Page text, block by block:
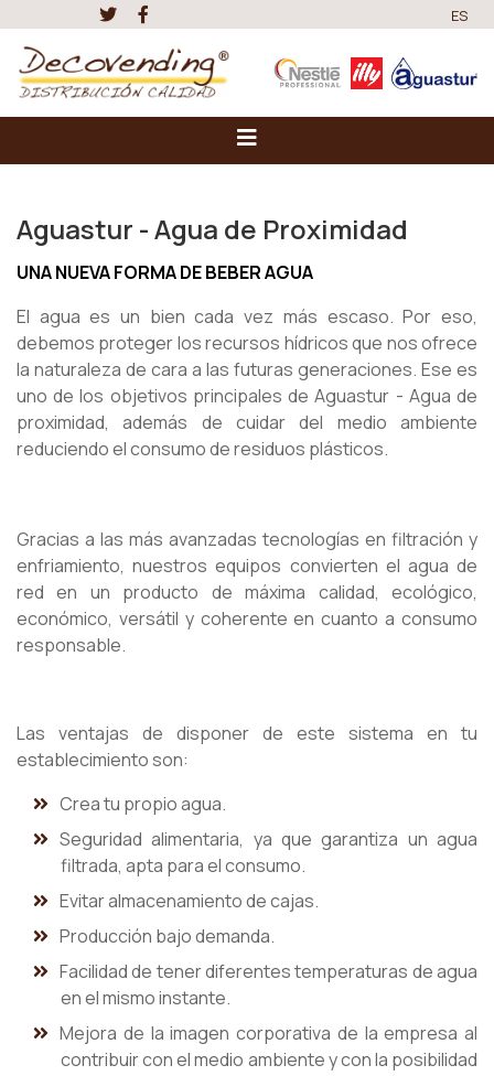
ES
Aguastur - Agua de Proximidad
UNA NUEVA FORMA DE BEBER AGUA
El agua es un bien cada vez más escaso. Por eso,
debemos proteger los recursos hídricos que nos ofrece
la naturaleza de cara a las futuras generaciones. Ese es
uno de los objetivos principales de Aguastur - Agua de
proximidad, además de cuidar del medio ambiente
reduciendo el consumo de residuos plásticos.
Gracias a las más avanzadas tecnologías en filtración y
enfriamiento, nuestros equipos convierten el agua de
red en un producto de máxima calidad, ecológico,
económico, versátil y coherente en cuanto a consumo
responsable.
Las ventajas de disponer de este sistema en tu
establecimiento son:
Crea tu propio agua.
Seguridad alimentaria, ya que garantiza un agua
filtrada, apta para el consumo.
Evitar almacenamiento de cajas.
Producción bajo demanda.
Facilidad de tener diferentes temperaturas de agua
en el mismo instante.
Mejora de la imagen corporativa de la empresa al
contribuir con el medio ambiente y con la posibilidad